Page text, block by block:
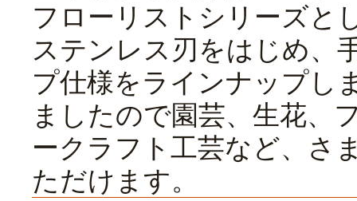
フローリストシリーズと
ステンレス刃をはじめ、
プ仕様をラインナップし
ましたので園芸、生花、
ークラフト工芸など、さ
ただけます。